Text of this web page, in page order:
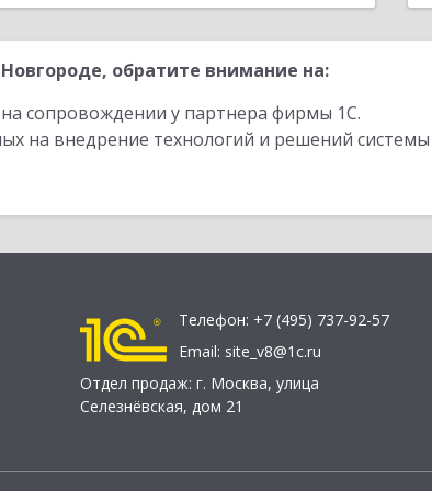
обратите внимание на:
сопровождении у партнера фирмы 1С.
на внедрение технологий и решений
Телефон: +7 (495) 737-92-57
Email: site_v8@1c.ru
Отдел продаж: г. Москва, улица
Селезнёвская, дом 21